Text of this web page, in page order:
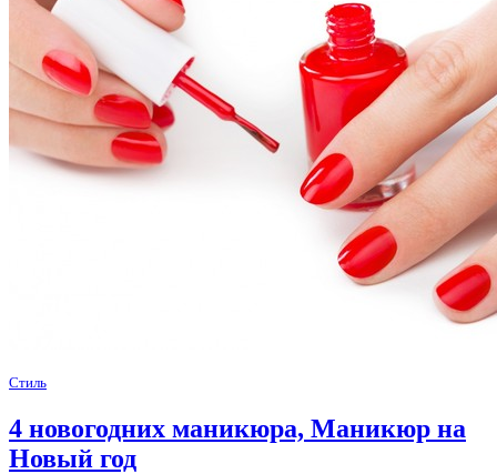
Стиль
4 новогодних маникюра, Маникюр на
Новый год